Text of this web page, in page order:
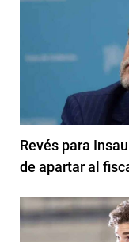
Revés para
de apartar al